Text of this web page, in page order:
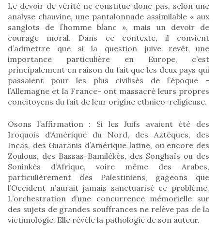
Le devoir de vérité ne constitue donc pas, selon une
analyse chauvine, une pantalonnade assimilable « aux
sanglots de l’homme blanc », mais un devoir de
courage moral. Dans ce contexte, il convient
d’admettre que si la question juive revêt une
importance particulière en Europe, c’est
principalement en raison du fait que les deux pays qui
passaient pour les plus civilisés de l’époque -
l’Allemagne et la France- ont massacré leurs propres
concitoyens du fait de leur origine ethnico-religieuse.
Osons l’affirmation : Si les Juifs avaient été des
Iroquois d’Amérique du Nord, des Aztèques, des
Incas, des Guaranis d’Amérique latine, ou encore des
Zoulous, des Bassas-Bamilékés, des Songhaïs ou des
Soninkés d’Afrique, voire même des Arabes,
particulièrement des Palestiniens, gageons que
l’Occident n’aurait jamais sanctuarisé ce problème.
L’orchestration d’une concurrence mémorielle sur
des sujets de grandes souffrances ne relève pas de la
victimologie. Elle révèle la pathologie de son auteur.